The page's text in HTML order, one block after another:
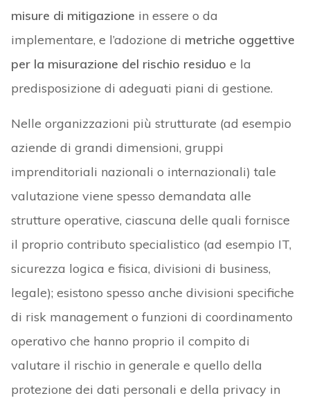
misure di mitigazione in essere o da
implementare, e l’adozione di metriche oggettive
per la misurazione del rischio residuo e la
predisposizione di adeguati piani di gestione.
Nelle organizzazioni più strutturate (ad esempio
aziende di grandi dimensioni, gruppi
imprenditoriali nazionali o internazionali) tale
valutazione viene spesso demandata alle
strutture operative, ciascuna delle quali fornisce
il proprio contributo specialistico (ad esempio IT,
sicurezza logica e fisica, divisioni di business,
legale); esistono spesso anche divisioni specifiche
di risk management o funzioni di coordinamento
operativo che hanno proprio il compito di
valutare il rischio in generale e quello della
protezione dei dati personali e della privacy in